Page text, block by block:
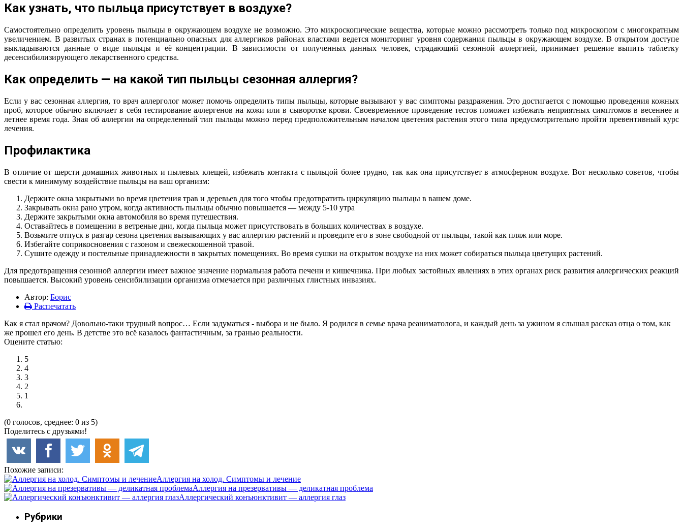
Как узнать, что пыльца присутствует в воздухе?
Самостоятельно определить уровень пыльцы в окружающем воздухе не возможно. Это микроскопические вещества, которые можно рассмотреть только под микроскопом с многократным
увеличением. В развитых странах в потенциально опасных для аллергиков районах властями ведется мониторинг уровня содержания пыльцы в окружающем воздухе. В открытом доступе
выкладываются данные о виде пыльцы и её концентрации. В зависимости от полученных данных человек, страдающий сезонной аллергией, принимает решение выпить таблетку
десенсибилизирующего лекарственного средства.
Как определить — на какой тип пыльцы сезонная аллергия?
Если у вас сезонная аллергия, то врач аллерголог может помочь определить типы пыльцы, которые вызывают у вас симптомы раздражения. Это достигается с помощью проведения кожных
проб, которое обычно включает в себя тестирование аллергенов на кожи или в сыворотке крови. Своевременное проведение тестов поможет избежать неприятных симптомов в весеннее и
летнее время года. Зная об аллергии на определенный тип пыльцы можно перед предположительным началом цветения растения этого типа предусмотрительно пройти превентивный курс
лечения.
Профилактика
В отличие от шерсти домашних животных и пылевых клещей, избежать контакта с пыльцой более трудно, так как она присутствует в атмосферном воздухе. Вот несколько советов, чтобы
свести к минимуму воздействие пыльцы на ваш организм:
Держите окна закрытыми во время цветения трав и деревьев для того чтобы предотвратить циркуляцию пыльцы в вашем доме.
Закрывать окна рано утром, когда активность пыльцы обычно повышается — между 5-10 утра
Держите закрытыми окна автомобиля во время путешествия.
Оставайтесь в помещении в ветреные дни, когда пыльца может присутствовать в больших количествах в воздухе.
Возьмите отпуск в разгар сезона цветения вызывающих у вас аллергию растений и проведите его в зоне свободной от пыльцы, такой как пляж или море.
Избегайте соприкосновения с газоном и свежескошенной травой.
Сушите одежду и постельные принадлежности в закрытых помещениях. Во время сушки на открытом воздухе на них может собираться пыльца цветущих растений.
Для предотвращения сезонной аллергии имеет важное значение нормальная работа печени и кишечника. При любых застойных явлениях в этих органах риск развития аллергических реакций
повышается. Высокий уровень сенсибилизации организма отмечается при различных глистных инвазиях.
Автор: Борис
Распечатать
Как я стал врачом? Довольно-таки трудный вопрос… Если задуматься - выбора и не было. Я родился в семье врача реаниматолога, и каждый день за ужином я слышал рассказ отца о том, как
же прошел его день. В детстве это всё казалось фантастичным, за гранью реальности.
Оцените статью:
5
4
3
2
1
(0 голосов, среднее: 0 из 5)
Поделитесь с друзьями!
Похожие записи:
Аллергия на холод. Симптомы и лечение
Аллергия на презервативы — деликатная проблема
Аллергический конъюнктивит — аллергия глаз
Рубрики